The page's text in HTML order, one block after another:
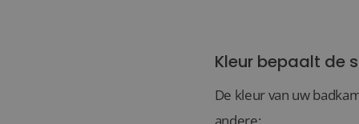
Kleur bepaalt de
De kleur van uw